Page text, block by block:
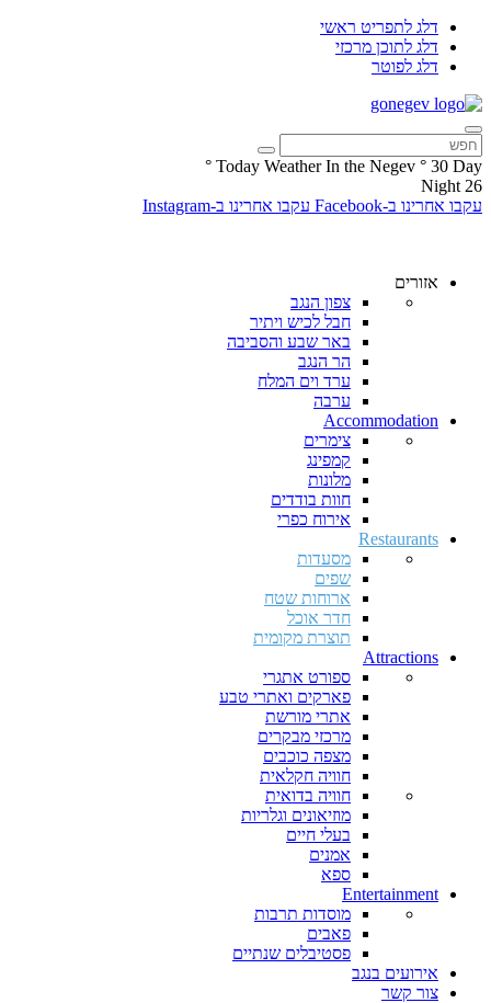
דלג לתפריט ראשי
דלג לתוכן מרכזי
דלג לפוטר
Today Weather In the Negev ° 30 Day
°
26
Night
עקבו אחרינו ב-Facebook
עקבו אחרינו ב-Instagram
אזורים
צפון הנגב
חבל לכיש ויתיר
באר שבע והסביבה
הר הנגב
ערד וים המלח
ערבה
Accommodation
צימרים
קמפינג
מלונות
חוות בודדים
אירוח כפרי
Restaurants
מסעדות
שפים
ארוחות שטח
חדר אוכל
תוצרת מקומית
Attractions
ספורט אתגרי
פארקים ואתרי טבע
אתרי מורשת
מרכזי מבקרים
מצפה כוכבים
חוויה חקלאית
חוויה בדואית
מוזיאונים וגלריות
בעלי חיים
אמנים
ספא
Entertainment
מוסדות תרבות
פאבים
פסטיבלים שנתיים
אירועים בנגב
צור קשר